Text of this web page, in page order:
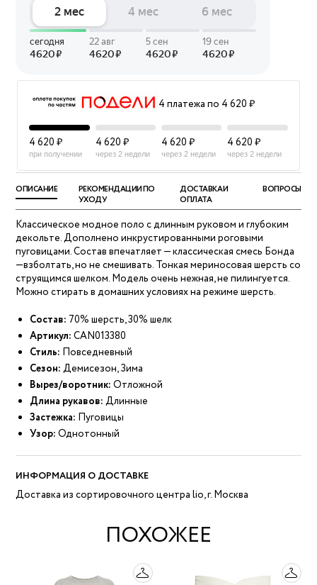
4 платежа по 4 620 ₽
4 620 ₽
при получении
4 620 ₽
через 2 недели
4 620 ₽
через 2 недели
4 620 ₽
через 2 недели
ОПИСАНИЕ
РЕКОМЕНДАЦИИ ПО
УХОДУ
ДОСТАВКА И
ОПЛАТА
ВОПРОСЫ
Классическое модное поло с длинным руковом и глубоким
декольте. Дополнено инкрустированными роговыми
пуговицами. Состав впечатляет — классическая смесь Бонда
—взболтать, но не смешивать. Тонкая мериносовая шерсть со
струящимся шелком. Модель очень нежная, не пилингуется.
Можно стирать в домашних условиях на режиме шерсть.
Состав: 70% шерсть, 30% шелк
Артикул: CAN013380
Стиль: Повседневный
Сезон: Демисезон, Зима
Вырез/воротник: Отложной
Длина рукавов: Длинные
Застежка: Пуговицы
Узор: Однотонный
ИНФОРМАЦИЯ О ДОСТАВКЕ
Доставка из сортировочного центра lio, г. Москва
ПОХОЖЕЕ